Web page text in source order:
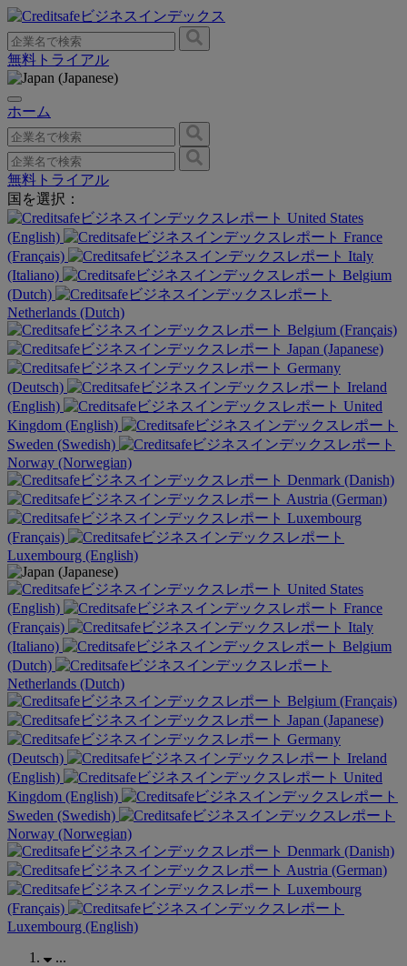
無料トライアル
ホーム
無料トライアル
国を選択：
United States
(English)
France
(Français)
Italy
(Italiano)
Belgium
(Dutch)
Netherlands (Dutch)
Belgium (Français)
Japan (Japanese)
Germany
(Deutsch)
Ireland
(English)
United
Kingdom (English)
Sweden (Swedish)
Norway (Norwegian)
Denmark (Danish)
Austria (German)
Luxembourg
(Français)
Luxembourg (English)
United States
(English)
France
(Français)
Italy
(Italiano)
Belgium
(Dutch)
Netherlands (Dutch)
Belgium (Français)
Japan (Japanese)
Germany
(Deutsch)
Ireland
(English)
United
Kingdom (English)
Sweden (Swedish)
Norway (Norwegian)
Denmark (Danish)
Austria (German)
Luxembourg
(Français)
Luxembourg (English)
...